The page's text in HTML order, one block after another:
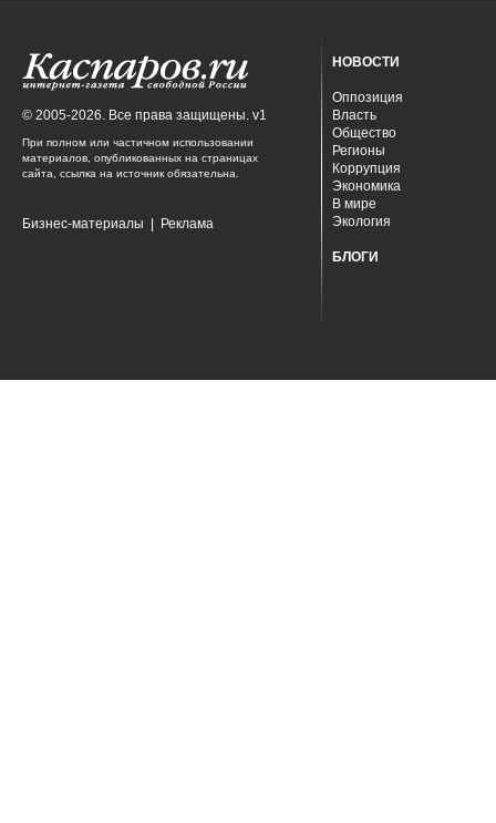
© 2005-2026. Все права защищены. v1
При полном или частичном использовании
материалов, опубликованных на страницах
сайта, ссылка на источник обязательна.
Бизнес-материалы Реклама
НОВОСТИ
Оппозиция
Власть
Общество
Регионы
Коррупция
Экономика
В мире
Экология
БЛОГИ